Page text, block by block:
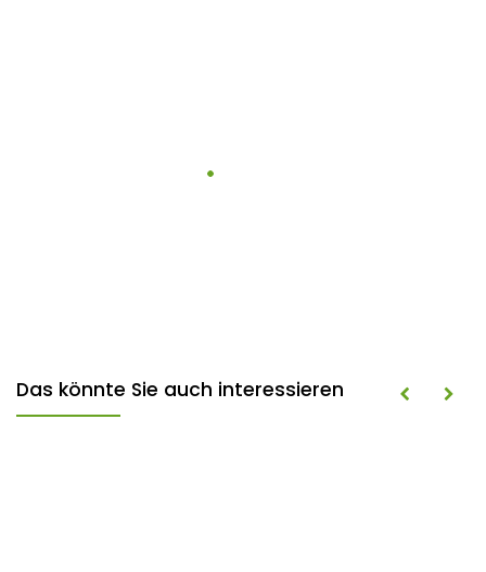
Das könnte Sie auch interessieren